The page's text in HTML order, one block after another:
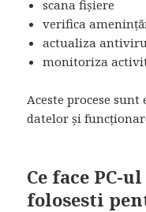
scana fișiere
verifica
actualiza
monitoriza
Aceste procese
datelor și
Ce face PC-
folosesti